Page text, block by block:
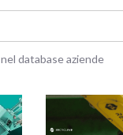
nel database aziende